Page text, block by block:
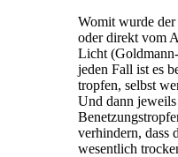
Womit wurde
oder direkt vom
Licht
jeden Fall ist es
tropfen, selbst
Und dann
verhindern, dass
wesentlich